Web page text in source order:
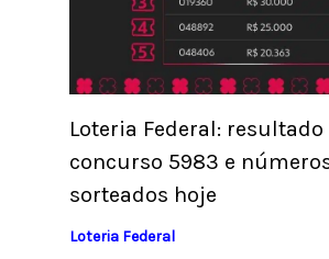
Loteria Federal: resultado
concurso 5983 e
sorteados hoje
Loteria Federal